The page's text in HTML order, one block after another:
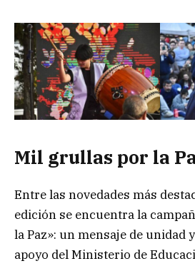
Mil grullas por la
Entre las novedades más
edición se encuentra la
la Paz»: un mensaje de unidad
apoyo del Ministerio de